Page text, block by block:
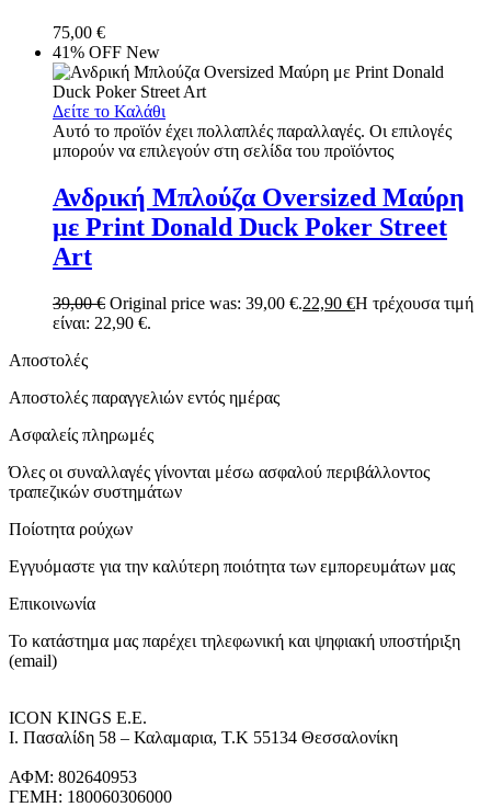
75,00 €
41% OFF New
Δείτε το Καλάθι
Αυτό το προϊόν έχει πολλαπλές παραλλαγές. Οι επιλογές
μπορούν να επιλεγούν στη σελίδα του προϊόντος
Ανδρική Μπλούζα Oversized Μαύρη
με Print Donald Duck Poker Street
Art
39,00€ Original price was: 39,00 €.22,90 €Η τρέχουσα τιμή
είναι: 22,90 €.
Αποστολές
Αποστολές παραγγελιών εντός ημέρας
Ασφαλείς πληρωμές
Όλες οι συναλλαγές γίνονται μέσω ασφαλού περιβάλλοντος
τραπεζικών συστημάτων
Ποίοτητα ρούχων
Εγγυόμαστε για την καλύτερη ποιότητα των εμπορευμάτων μας
Επικοινωνία
Το κατάστημα μας παρέχει τηλεφωνική και ψηφιακή υποστήριξη
(email)
ICON KINGS Ε.Ε.
Ι. Πασαλίδη 58 – Καλαμαρια, Τ.Κ 55134 Θεσσαλονίκη
ΑΦΜ: 802640953
ΓΕΜΗ: 180060306000